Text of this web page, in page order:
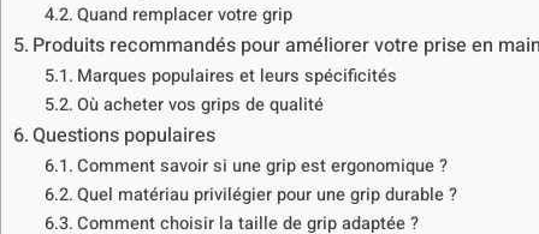
Quand remplacer votre grip
Produits recommandés pour améliorer votre prise en
Marques populaires et leurs spécificités
Où acheter vos grips de qualité
Questions populaires
Comment savoir si une grip est ergonomique ?
Quel matériau privilégier pour une grip durable ?
Comment choisir la taille de grip adaptée ?